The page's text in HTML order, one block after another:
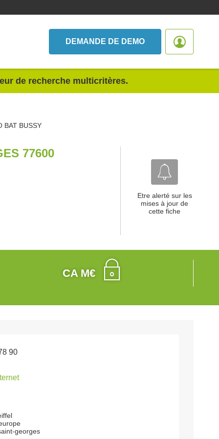
DEMANDE DE DEMO
de recherche multicritères.
BAT BUSSY
77600
Etre alerté sur les
mises à jour de
cette fiche
CA M€
90
georges